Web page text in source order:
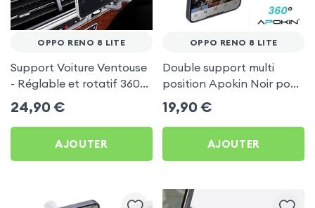
OPPO RENO 8 LITE
Support Voiture Ventouse
- Réglable et rotatif 360°
pour Oppo Reno 8 Lite
24,90 €
AJOUTER
OPPO RENO 8 LITE
Double support multi
position Apokin Noir pour
Oppo Reno 8 Lite
19,90 €
AJOUTER